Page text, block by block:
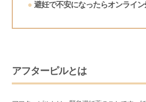
避妊で不安になったらオンライ
アフターピルとは